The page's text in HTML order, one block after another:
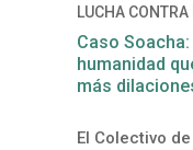
LUCHA
Caso
humanidad
más
El Colectivo